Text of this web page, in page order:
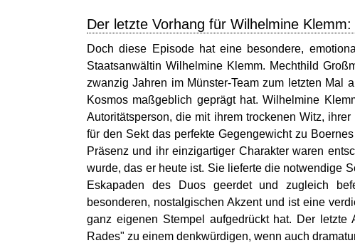
Der letzte Vorhang für Wilhelmine
Doch diese Episode hat eine besondere,
Staatsanwältin Wilhelmine Klemm. Mechthild
zwanzig Jahren im Münster-Team zum letzten Mal
Kosmos maßgeblich geprägt hat. Wilhelmine
Autoritätsperson, die mit ihrem trockenen Witz,
für den Sekt das perfekte Gegengewicht zu
Präsenz und ihr einzigartiger Charakter waren
wurde, das er heute ist. Sie lieferte die notwendige
Eskapaden des Duos geerdet und zugleich
besonderen, nostalgischen Akzent und ist eine
ganz eigenen Stempel aufgedrückt hat. Der
Rades" zu einem denkwürdigen, wenn auch